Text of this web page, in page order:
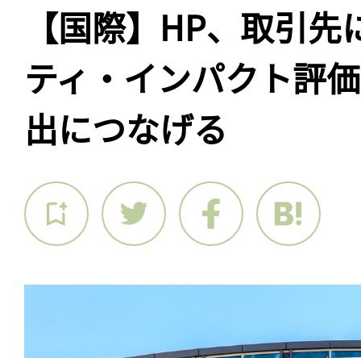
【国際】HP、取引
ティ・インパクト評
出につなげる